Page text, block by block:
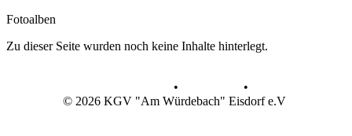
Fotoalben
Zu dieser Seite wurden noch keine Inhalte hinterlegt.
•
•
© 2026 KGV "Am Würdebach" Eisdorf e.V